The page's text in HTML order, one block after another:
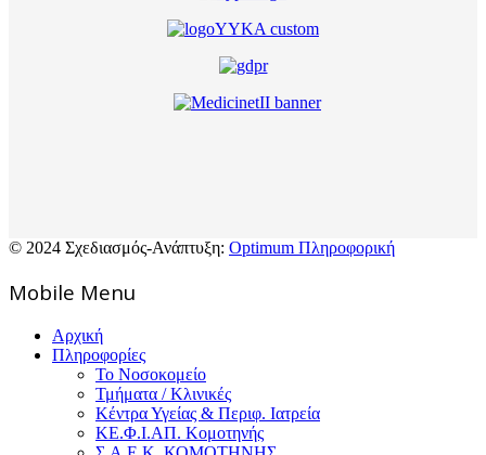
© 2024 Σχεδιασμός-Ανάπτυξη: Optimum Πληροφορική
Mοbile Menu
Αρχική
Πληροφορίες
Το Νοσοκομείο
Τμήματα / Κλινικές
Κέντρα Υγείας & Περιφ. Ιατρεία
ΚΕ.Φ.Ι.ΑΠ. Κομοτηνής